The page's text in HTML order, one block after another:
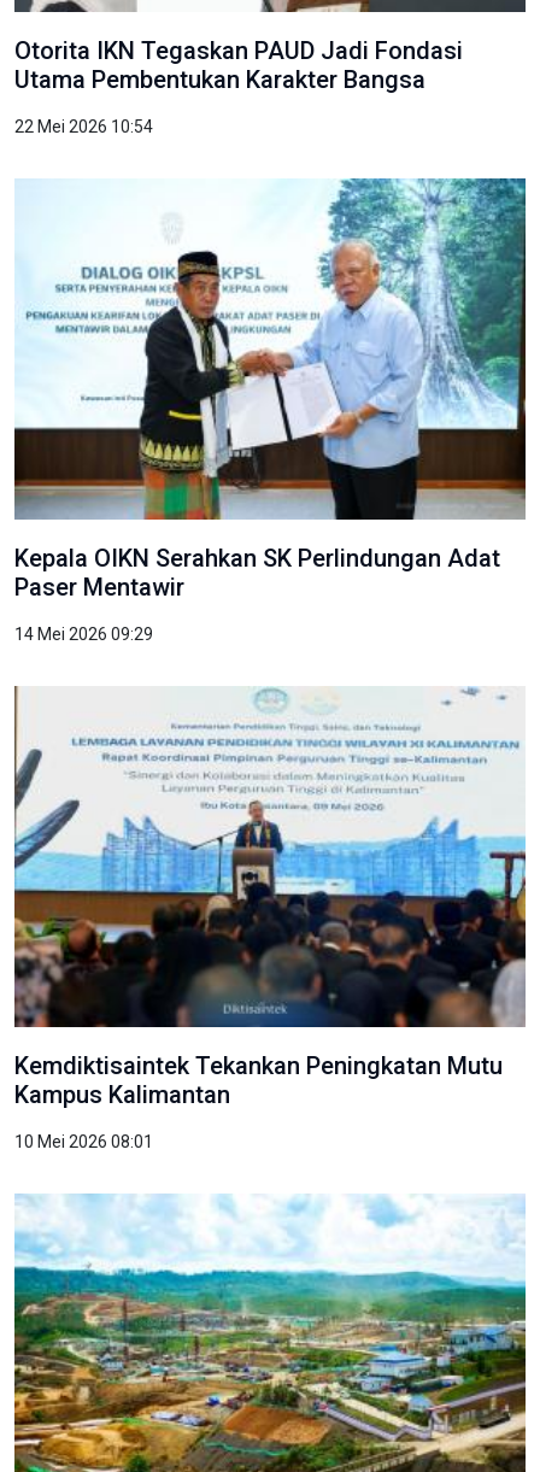
Otorita IKN Tegaskan PAUD Jadi Fondasi
Utama Pembentukan Karakter Bangsa
22 Mei 2026 10:54
Kepala OIKN Serahkan SK Perlindungan Adat
Paser Mentawir
14 Mei 2026 09:29
Kemdiktisaintek Tekankan Peningkatan Mutu
Kampus Kalimantan
10 Mei 2026 08:01